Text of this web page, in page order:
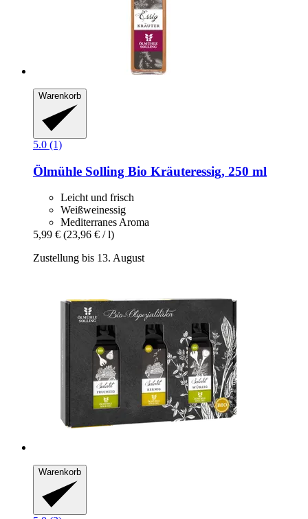
Warenkorb
5.0 (1)
Ölmühle Solling Bio Kräuteressig, 250 ml
Leicht und frisch
Weißweinessig
Mediterranes Aroma
5,99 € (23,96 € / l)
Zustellung bis 13. August
Warenkorb